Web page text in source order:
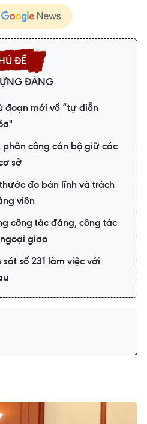
ĐẢNG
đoạn mới về “tự diễn
công cán bộ giữ các
sở
đo bản lĩnh và trách
viên
công tác đảng, công tác
giao
số 231 làm việc với